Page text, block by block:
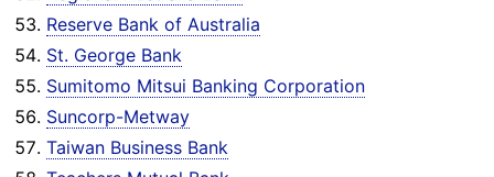
Reserve Bank of Australia
St. George Bank
Sumitomo Mitsui Banking Corporation
Suncorp-Metway
Taiwan Business Bank